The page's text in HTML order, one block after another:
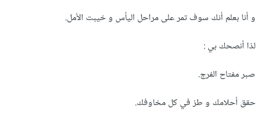
و أنا بعلم أنك سوف تمر على مراحل اليأس و خيبت الأمل.
لذا أنصحك بي :
صبر مفتاح الفرج.
حقق أحلامك و طز في كل مخاوفك.